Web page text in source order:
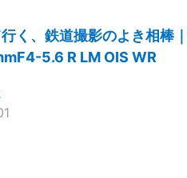
く、鉄道撮影のよき相棒
5.6 R LM OIS WR